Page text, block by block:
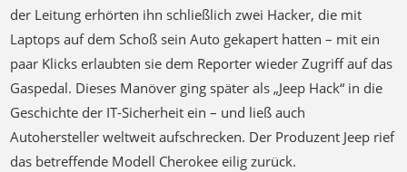
der Leitung erhörten ihn schließlich zwei Hacker, die mit
Laptops auf dem Schoß sein Auto gekapert hatten – mit ein
paar Klicks erlaubten sie dem Reporter wieder Zugriff auf das
Gaspedal. Dieses Manöver ging später als „Jeep Hack“ in die
Geschichte der IT-Sicherheit ein – und ließ auch
Autohersteller weltweit aufschrecken. Der Produzent Jeep rief
das betreffende Modell Cherokee eilig zurück.